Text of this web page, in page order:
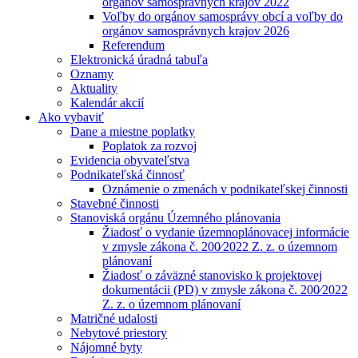
Voľby do orgánov samosprávy obcí a voľby do
orgánov samosprávnych krajov 2026
Referendum
Elektronická úradná tabuľa
Oznamy
Aktuality
Kalendár akcií
Ako vybaviť
Dane a miestne poplatky
Poplatok za rozvoj
Evidencia obyvateľstva
Podnikateľská činnosť
Oznámenie o zmenách v podnikateľskej činnosti
Stavebné činnosti
Stanoviská orgánu Územného plánovania
Žiadosť o vydanie územnoplánovacej informácie
v zmysle zákona č. 200⁄2022 Z. z. o územnom
plánovaní
Žiadosť o záväzné stanovisko k projektovej
dokumentácii (PD) v zmysle zákona č. 200⁄2022
Z. z. o územnom plánovaní
Matričné udalosti
Nebytové priestory
Nájomné byty